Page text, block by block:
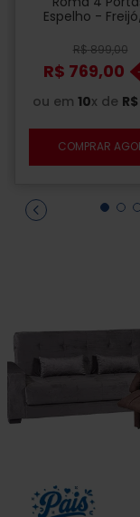
Espelho -
R$899,00
R$ 769,00
ou em 10x de R$
COMPRAR